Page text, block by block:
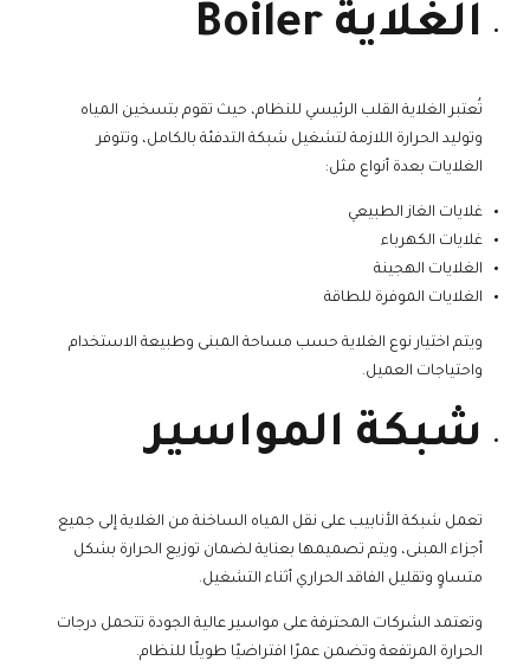
الغلاية Boiler
تُعتبر الغلاية القلب الرئيسي للنظام، حيث تقوم بتسخين المياه
وتوليد الحرارة اللازمة لتشغيل شبكة التدفئة بالكامل، وتتوفر
الغلايات بعدة أنواع مثل:
غلايات الغاز الطبيعي
غلايات الكهرباء
الغلايات الهجينة
الغلايات الموفرة للطاقة
ويتم اختيار نوع الغلاية حسب مساحة المبنى وطبيعة الاستخدام
واحتياجات العميل.
شبكة المواسير
تعمل شبكة الأنابيب على نقل المياه الساخنة من الغلاية إلى جميع
أجزاء المبنى، ويتم تصميمها بعناية لضمان توزيع الحرارة بشكل
متساوٍ وتقليل الفاقد الحراري أثناء التشغيل.
وتعتمد الشركات المحترفة على مواسير عالية الجودة تتحمل درجات
الحرارة المرتفعة وتضمن عمرًا افتراضيًا طويلًا للنظام.